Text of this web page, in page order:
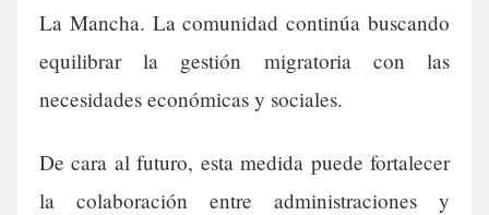
La Mancha. La comunidad continúa buscando
equilibrar la gestión migratoria con las
necesidades económicas y sociales.
De cara al futuro, esta medida puede fortalecer
la colaboración entre administraciones y